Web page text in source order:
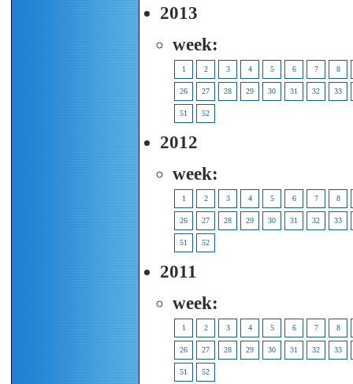
2013
week:
1 2 3 4 5 6 7 8
26 27 28 29 30 31 32 33
51 52
2012
week:
1 2 3 4 5 6 7 8
26 27 28 29 30 31 32 33
51 52
2011
week:
1 2 3 4 5 6 7 8
26 27 28 29 30 31 32 33
51 52